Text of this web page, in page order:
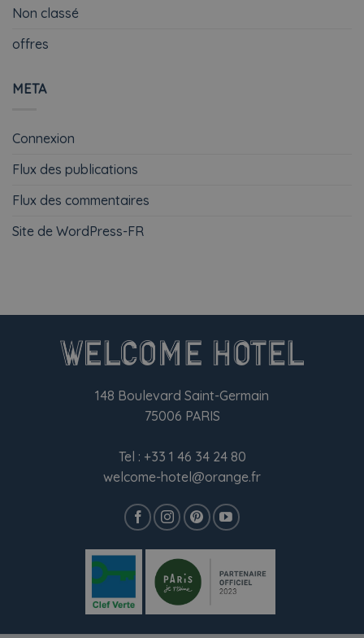
Non classé
offres
META
Connexion
Flux des publications
Flux des commentaires
Site de WordPress-FR
148 Boulevard Saint-Germain
75006 PARIS
Tel : +33 1 46 34 24 80
welcome-hotel@orange.fr